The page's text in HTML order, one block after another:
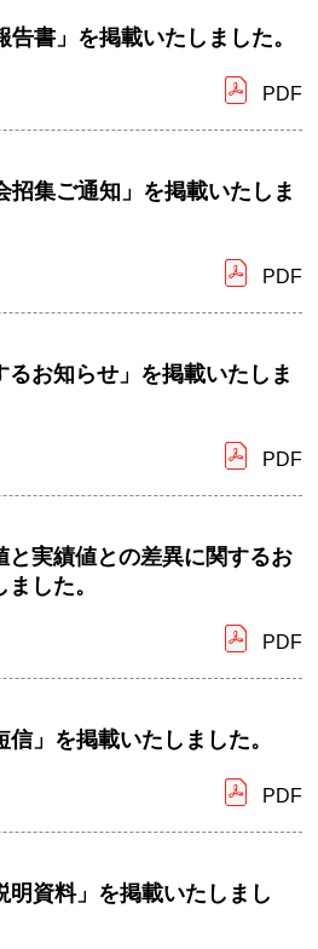
書」を掲載いたしました。
PDF
招集ご通知」を掲載いたしま
PDF
るお知らせ」を掲載いたしま
PDF
と実績値との差異に関するお
した。
PDF
信」を掲載いたしました。
PDF
明資料」を掲載いたしまし